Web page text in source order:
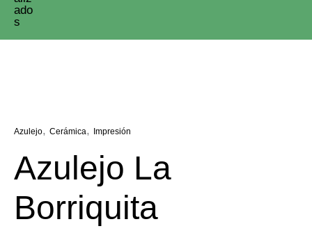
Azulejo, Cerámica, Impresión
Azulejo La
Borriquita